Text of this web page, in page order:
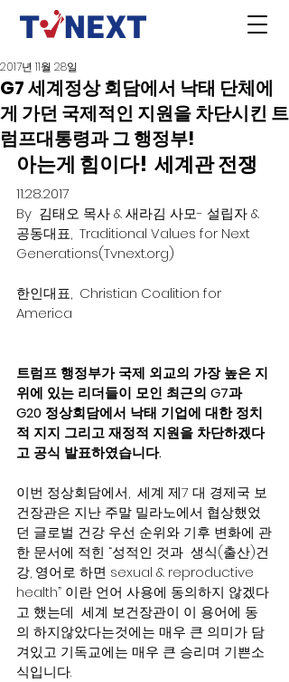
G7 세계정상 회담에서 낙태 단체에
게 가던 국제적인 지원을 차단시킨 트
럼프대통령과 그 행정부!
2017년 11월 28일
아는게 힘이다!  세계관 전쟁
11.28.2017
By  김태오 목사 & 새라김 사모- 설립자 &
공동대표,  Traditional Values for Next
Generations(Tvnext.org)
한인대표,  Christian Coalition for
America
트럼프 행정부가 국제 외교의 가장 높은 지
위에 있는 리더들이 모인 최근의 G7과
G20 정상회담에서 낙태 기업에 대한 정치
적 지지 그리고 재정적 지원을 차단하겠다
고 공식 발표하였습니다.
이번 정상회담에서,  세계 제7 대 경제국 보
건장관은 지난 주말 밀라노에서 협상했었
던 글로벌 건강 우선 순위와 기후 변화에 관
한 문서에 적힌 “성적인 것과  생식(출산)건
강, 영어로 하면 sexual & reproductive
health” 이란 언어 사용에 동의하지 않겠다
고 했는데  세계 보건장관이 이 용어에 동
의 하지않았다는것에는 매우 큰 의미가 담
겨있고 기독교에는 매우 큰 승리며 기쁜소
식입니다.